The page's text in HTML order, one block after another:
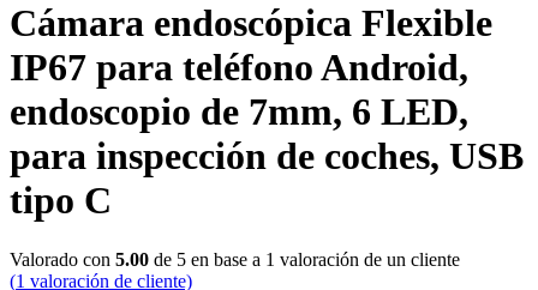
Cámara endoscópica Flexible
IP67 para teléfono Android,
endoscopio de 7mm, 6 LED,
para inspección de coches, USB
tipo C
Valorado con 5.00 de 5 en base a 1 valoración de un cliente
(1 valoración de cliente)